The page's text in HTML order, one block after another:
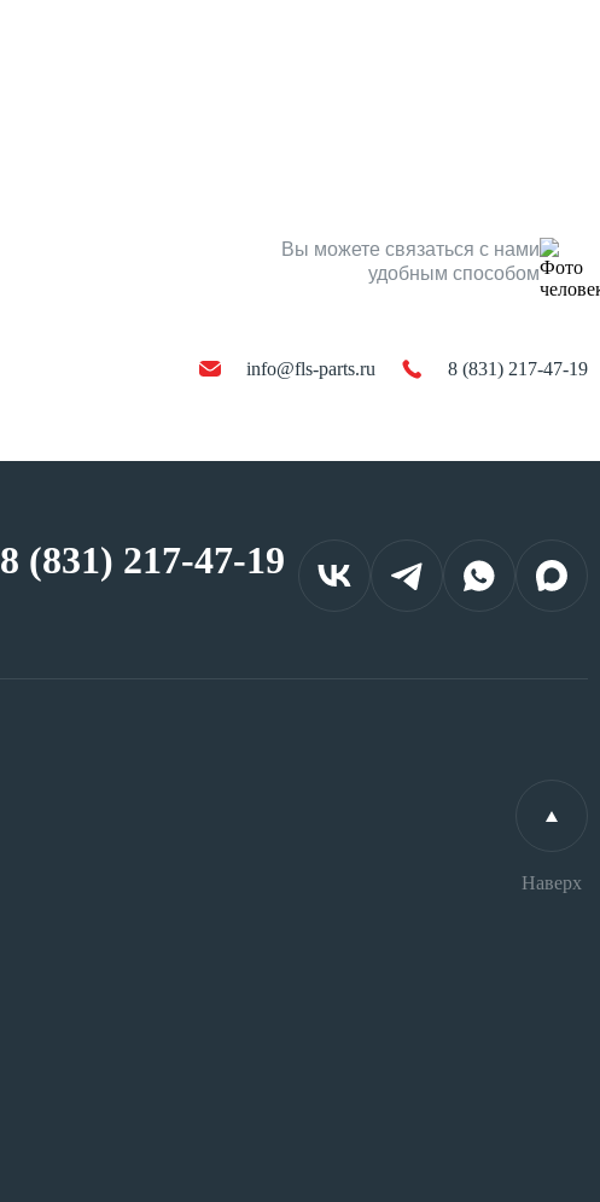
Вы можете связаться с нами
удобным способом
info@fls-parts.ru 8 (831) 217-47-19
8 (831) 217-47-19
Наверх